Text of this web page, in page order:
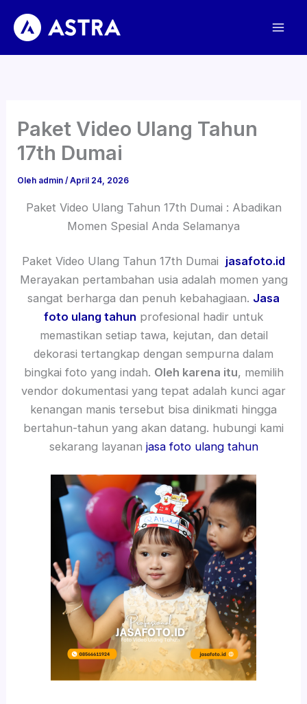
konten
Paket Video Ulang Tahun
17th Dumai
Oleh admin/April 24, 2026
Paket Video Ulang Tahun 17th Dumai : Abadikan
Momen Spesial Anda Selamanya
Paket Video Ulang Tahun 17th Dumai jasafoto.id
Merayakan pertambahan usia adalah momen yang
sangat berharga dan penuh kebahagiaan. Jasa
foto ulang tahun profesional hadir untuk
memastikan setiap tawa, kejutan, dan detail
dekorasi tertangkap dengan sempurna dalam
bingkai foto yang indah. Oleh karena itu, memilih
vendor dokumentasi yang tepat adalah kunci agar
kenangan manis tersebut bisa dinikmati hingga
bertahun-tahun yang akan datang. hubungi kami
sekarang layanan jasa foto ulang tahun